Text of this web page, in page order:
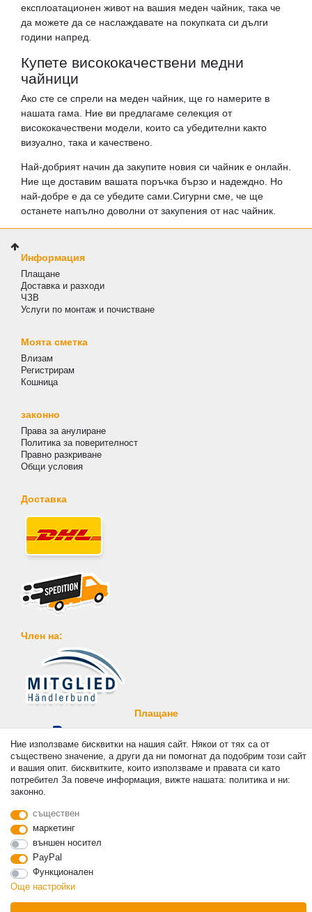
експлоатационен живот на вашия меден чайник, така че
да можете да се наслаждавате на покупката си дълги
години напред.
Купете висококачествени медни
чайници
Ако сте се спрели на меден чайник, ще го намерите в
нашата гама. Ние ви предлагаме селекция от
висококачествени модели, които са убедителни както
визуално, така и качествено.
Най-добрият начин да закупите новия си чайник е онлайн.
Ние ще доставим вашата поръчка бързо и надеждно. Но
най-добре е да се убедите сами.Сигурни сме, че ще
останете напълно доволни от закупения от нас чайник.
Информация
Плащане
Доставка и разходи
ЧЗВ
Услуги по монтаж и почистване
Моята сметка
Влизам
Регистрирам
Кошница
законно
Права за анулиране
Политика за поверителност
Правно разкриване
Общи условия
Доставка
Член на:
Плащане
© Copyright 2026 | Всички права запазени. - Prices incl. VAT. 19% VAT Basic prices see
Ние използваме бисквитки на нашия сайт. Някои от тях са от
съществено значение, а други да ни помогнат да подобрим този сайт
и вашия опит. бисквитките, които използваме и правата си като
потребител За повече информация, вижте нашата: политика и ни:
законно.
съществен
маркетинг
външен носител
PayPal
Функционален
Още настройки